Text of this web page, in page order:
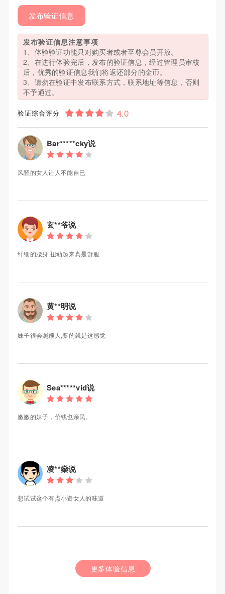
发布验证信息
发布验证信息注意事项
1、体验验证功能只对购买者或者至尊会员开放。
2、在进行体验完后，发布的验证信息，经过管理员审核
后，优秀的验证信息我们将返还部分的金币。
3、请勿在验证中发布联系方式，联系地址等信息，否则
不予通过。
验证综合评分
Bar*****cky说
风骚的女人让人不能自已
玄**爷说
纤细的腰身 扭动起来真是舒服
黄**明说
妹子很会照顾人,要的就是这感觉
Sea*****vid说
嫩嫩的妹子，价钱也亲民。
凌**燊说
想试试这个有点小资女人的味道
更多体验信息